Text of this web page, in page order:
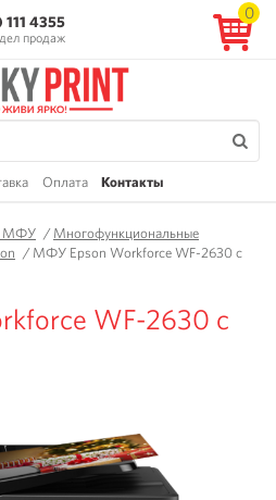
4355
продаж
0
Оплата Контакты
МФУ /Многофункциональные
/МФУ Epson Workforce WF-2630 с
WF-2630 с